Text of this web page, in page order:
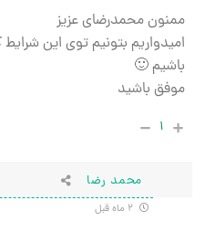
ممنون محمدرضای عزیز
امیدواریم بتونیم توی این
باشیم 🙂
موفق باشید
۱
محمد رضا